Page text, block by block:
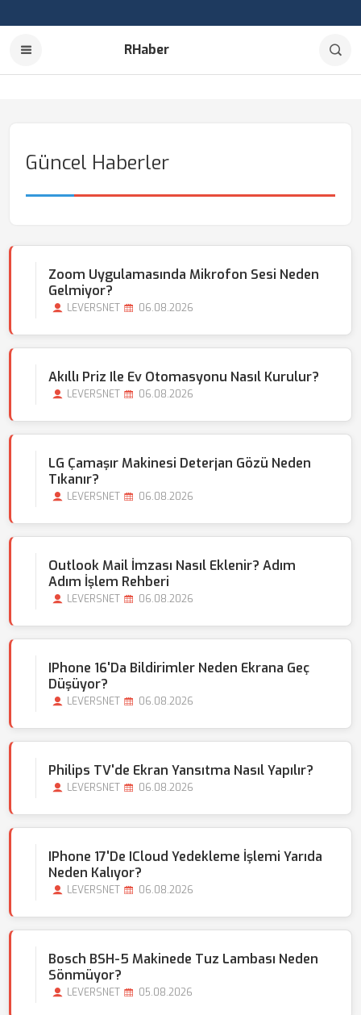
RHaber
Güncel Haberler
Zoom Uygulamasında Mikrofon Sesi Neden
Gelmiyor?
LEVERSNET 06.08.2026
Akıllı Priz Ile Ev Otomasyonu Nasıl Kurulur?
LEVERSNET 06.08.2026
LG Çamaşır Makinesi Deterjan Gözü Neden
Tıkanır?
LEVERSNET 06.08.2026
Outlook Mail İmzası Nasıl Eklenir? Adım
Adım İşlem Rehberi
LEVERSNET 06.08.2026
IPhone 16'da Bildirimler Neden Ekrana Geç
Düşüyor?
LEVERSNET 06.08.2026
Philips TV'de Ekran Yansıtma Nasıl Yapılır?
LEVERSNET 06.08.2026
IPhone 17'de ICloud Yedekleme İşlemi Yarıda
Neden Kalıyor?
LEVERSNET 06.08.2026
Bosch BSH-5 Makinede Tuz Lambası Neden
Sönmüyor?
LEVERSNET 05.08.2026